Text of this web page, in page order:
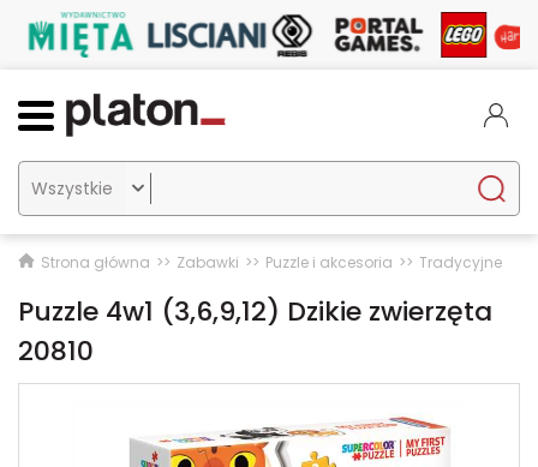

Strona główna Zabawki Puzzle i akcesoria Tradycyjne
Puzzle 4w1 (3,6,9,12) Dzikie zwierzęta
20810